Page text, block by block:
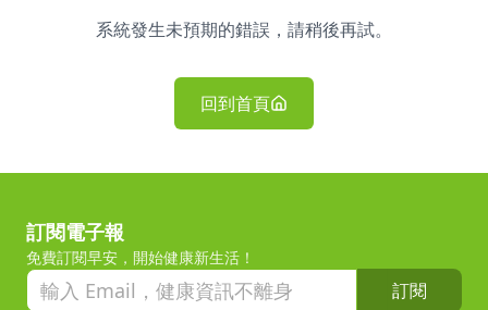
系統發生未預期的錯誤，請稍後再試。
回到首頁
訂閱電子報
免費訂閱早安，開始健康新生活！
訂閱